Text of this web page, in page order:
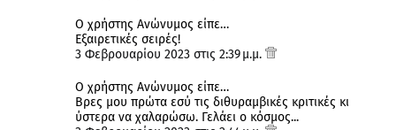
Ο χρήστης Ανώνυμος είπε…
Εξαιρετικές σειρές!
3 Φεβρουαρίου 2023 στις 2:39 μ.μ.
Ο χρήστης Ανώνυμος είπε…
Βρες μου πρώτα εσύ τις διθυραμβικές κριτικές κι
ύστερα να χαλαρώσω. Γελάει ο κόσμος...